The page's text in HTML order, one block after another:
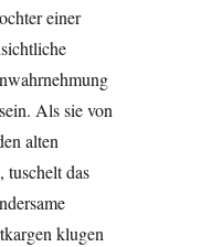
einer
Als sie von
alten
das
klugen